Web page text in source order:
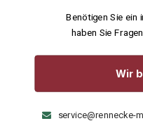
Benötigen Sie ein
haben Sie
Wir
service@rennecke-